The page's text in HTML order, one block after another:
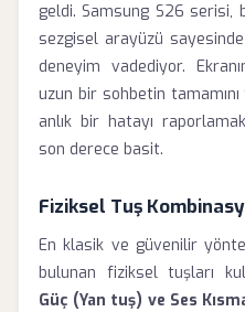
geldi. Samsung S26 serisi,
sezgisel arayüzü
deneyim vadediyor.
uzun bir sohbetin
anlık bir hatayı
son derece basit.
Fiziksel Tuş
En klasik ve güvenilir
bulunan fiziksel tuşları
Güç (Yan tuş) ve Ses